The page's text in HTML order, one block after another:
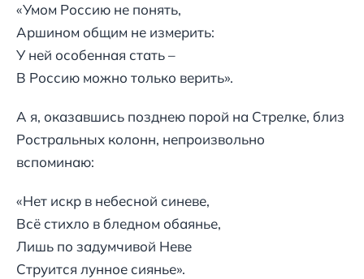
«Умом Россию не понять,
Аршином общим не измерить:
У ней особенная стать –
В Россию можно только верить».
А я, оказавшись позднею порой на Стрелке, близ
Ростральных колонн, непроизвольно
вспоминаю:
«Нет искр в небесной синеве,
Всё стихло в бледном обаянье,
Лишь по задумчивой Неве
Струится лунное сиянье».